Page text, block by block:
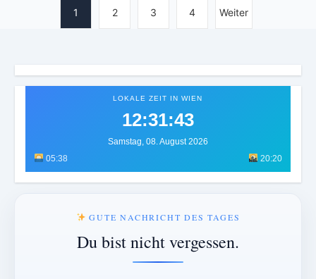
1 2 3 4 Weiter
LOKALE ZEIT IN WIEN
12:31:46
Samstag, 08. August 2026
05:38
20:20
GUTE NACHRICHT DES TAGES
Du bist nicht vergessen.